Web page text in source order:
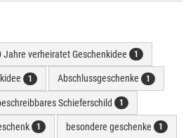
Jahre verheiratet Geschenkidee 1
1 Abschlussgeschenke 1
Schieferschild 1
1 besondere geschenke 1